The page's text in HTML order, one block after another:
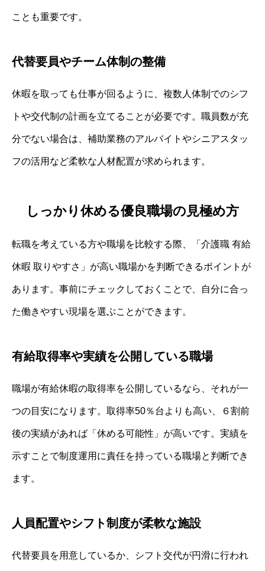
ことも重要です。
代替要員やチーム体制の整備
休暇を取っても仕事が回るように、複数人体制でのシフ
トや交代制の計画を立てることが必要です。職員数が充
分でない場合は、補助業務のアルバイトやシニアスタッ
フの活用など柔軟な人材配置が求められます。
しっかり休める優良職場の見極め方
転職を考えている方や職場を比較する際、「介護職 有給
休暇 取りやすさ」が高い職場かを判断できるポイントが
あります。事前にチェックしておくことで、自分に合っ
た働きやすい現場を選ぶことができます。
有給取得率や実績を公開している職場
職場が有給休暇の取得率を公開しているなら、それが一
つの目安になります。取得率50％台よりも高い、６割前
後の実績があれば「休める可能性」が高いです。実績を
示すことで制度運用に責任を持っている職場と判断でき
ます。
人員配置やシフト制度が柔軟な施設
代替要員を用意しているか、シフト交代が円滑に行われ